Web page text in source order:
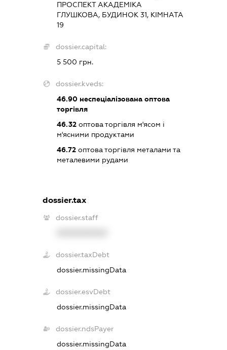
ПРОСПЕКТ АКАДЕМІКА
ГЛУШКОВА, БУДИНОК 31, КІМНАТА
19
dossier.capital:
5 500 грн.
dossier.kveds:
46.90 неспеціалізована оптова
торгівля
46.32 оптова торгівля м'ясом і
м'ясними продуктами
46.72 оптова торгівля металами та
металевими рудами
dossier.tax
dossier.staff
dossier.taxDebt
dossier.missingData
dossier.esvDebt
dossier.missingData
dossier.ndsPayer
dossier.missingData